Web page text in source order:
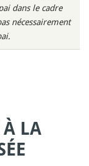
dans le cadre
nécessairement
À LA